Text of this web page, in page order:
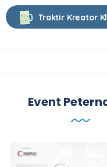
Traktir Kreator
Event